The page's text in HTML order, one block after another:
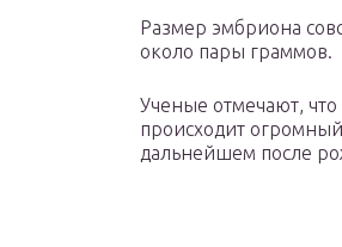
Размер эмбриона
около пары граммов.
Ученые отмечают,
происходит
дальнейшем после